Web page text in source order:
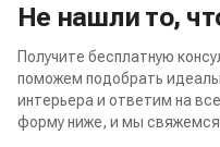
Не нашли то,
Получите бесплатную
поможем подобрать
интерьера и ответим на
форму ниже, и мы